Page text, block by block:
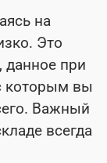
на
Это
при
которым вы
Важный
всегда